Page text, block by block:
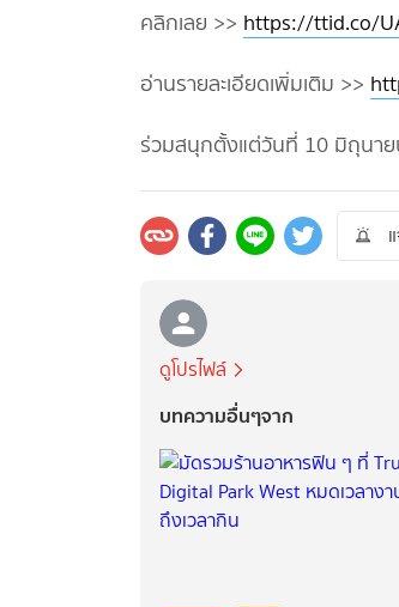
คลิกเลย >> https://ttid.co/
อ่านรายละเอียดเพิ่มเติม >>
ร่วมสนุกตั้งแต่วันที่ 10 มิถุนา
ดูโปรไฟล์
บทความอื่นๆจาก